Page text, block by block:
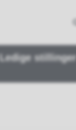
Ledige stillinger